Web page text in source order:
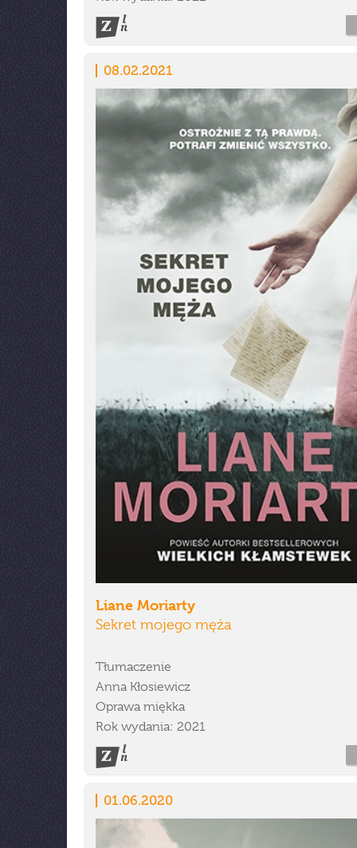
08.02.2021
Liane Moriarty
Sekret mojego męża
Tłumaczenie
Anna Kłosiewicz
Oprawa miękka
Rok wydania: 2021
01.06.2020